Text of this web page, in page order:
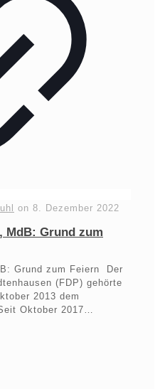
on 8. Dezember 2022
MdB: Grund zum
Grund zum Feiern Der
(FDP) gehörte
2013 dem
Oktober 2017…